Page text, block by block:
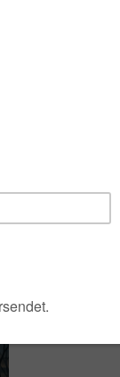
werden
werden darf.